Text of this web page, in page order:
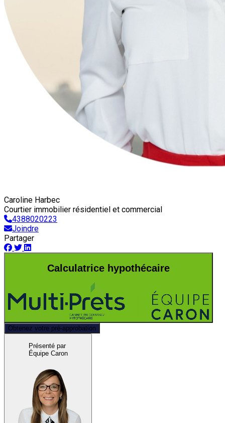
Caroline Harbec
Courtier immobilier résidentiel et commercial
4388020223
Joindre
Partager
Calculatrice hypothécaire
Obtenez votre pré-approbation
Présenté par
Équipe Caron